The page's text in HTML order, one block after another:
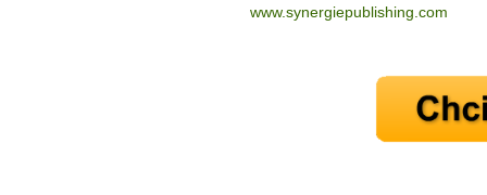
www.synergiepublishing.com